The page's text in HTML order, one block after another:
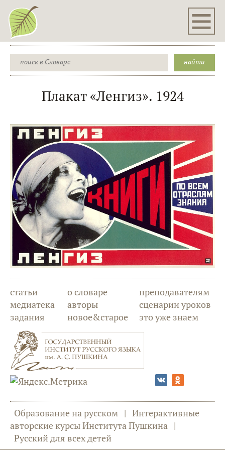
Плакат «Ленгиз». 1924
статьи
медиатека
задания
о словаре
авторы
новое&старое
преподавателям
сценарии уроков
это уже знаем
Образование на русском | Интерактивные
авторские курсы Института Пушкина |
Русский для всех детей